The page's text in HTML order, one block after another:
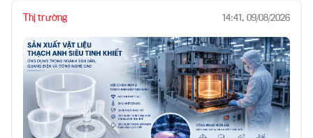
Thị trường 14:41, 09/08/2026